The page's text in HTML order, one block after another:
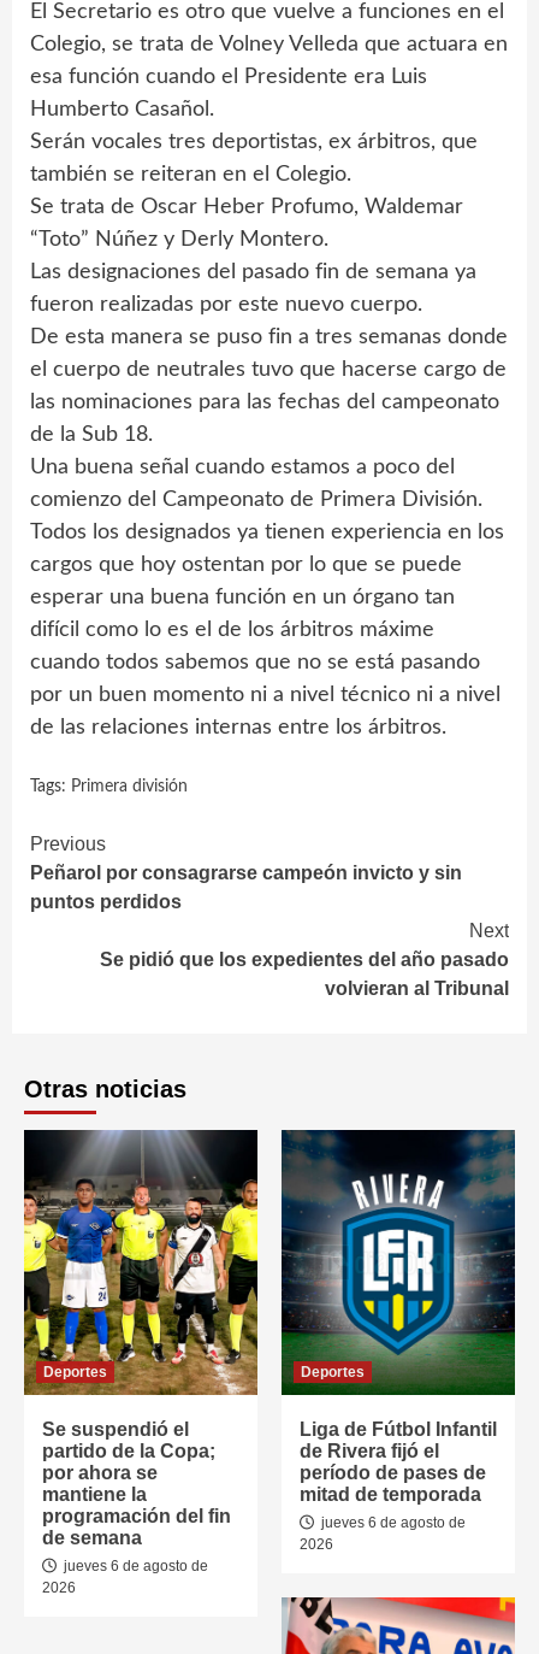
El Secretario es otro que vuelve a funciones en el
Colegio, se trata de Volney Velleda que actuara en
esa función cuando el Presidente era Luis
Humberto Casañol.
Serán vocales tres deportistas, ex árbitros, que
también se reiteran en el Colegio.
Se trata de Oscar Heber Profumo, Waldemar
“Toto” Núñez y Derly Montero.
Las designaciones del pasado fin de semana ya
fueron realizadas por este nuevo cuerpo.
De esta manera se puso fin a tres semanas donde
el cuerpo de neutrales tuvo que hacerse cargo de
las nominaciones para las fechas del campeonato
de la Sub 18.
Una buena señal cuando estamos a poco del
comienzo del Campeonato de Primera División.
Todos los designados ya tienen experiencia en los
cargos que hoy ostentan por lo que se puede
esperar una buena función en un órgano tan
difícil como lo es el de los árbitros máxime
cuando todos sabemos que no se está pasando
por un buen momento ni a nivel técnico ni a nivel
de las relaciones internas entre los árbitros.
Tags: Primera división
Continue
Reading
Previous
Peñarol por consagrarse campeón invicto y sin
puntos perdidos
Next
Se pidió que los expedientes del año pasado
volvieran al Tribunal
Otras noticias
Deportes
Se suspendió el
partido de la Copa;
por ahora se
mantiene la
programación del fin
de semana
jueves 6 de agosto de
2026
Deportes
Liga de Fútbol Infantil
de Rivera fijó el
período de pases de
mitad de temporada
jueves 6 de agosto de
2026